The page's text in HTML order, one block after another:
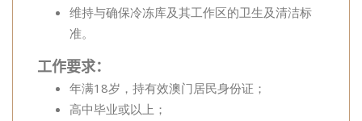
维持与确保冷冻库及其工作区的卫生及清洁标
准。
工作要求：
年满18岁，持有效澳门居民身份证；
高中毕业或以上；